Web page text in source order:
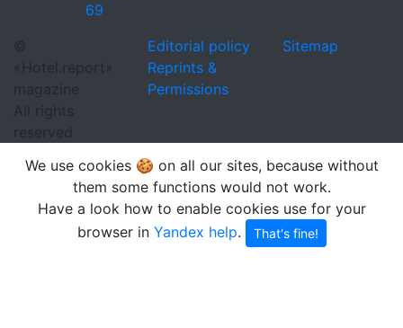
69
©
«Hotel.report»
magazine
All rights
reserved
Editorial policy
Reprints &
Permissions
Sitemap
We use cookies 🍪 on all our sites, because without
them some functions would not work.
Have a look how to enable cookies use for your
browser in Yandex help. That's fine!